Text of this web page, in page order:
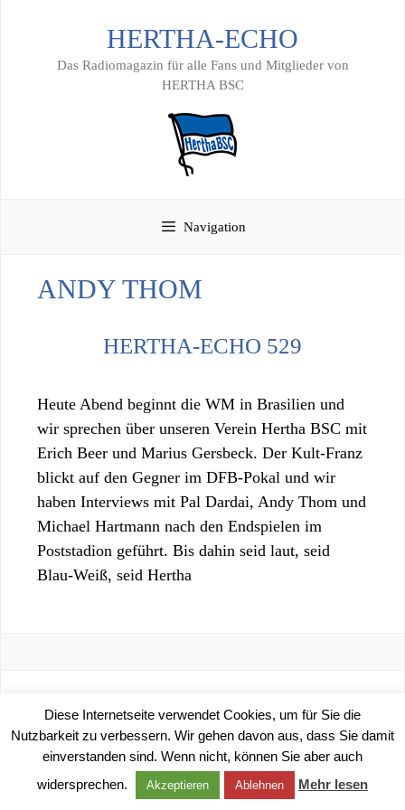
HERTHA-ECHO
Das Radiomagazin für alle Fans und Mitglieder von
HERTHA BSC
Navigation
ANDY THOM
HERTHA-ECHO 529
Heute Abend beginnt die WM in Brasilien und
wir sprechen über unseren Verein Hertha BSC mit
Erich Beer und Marius Gersbeck. Der Kult-Franz
blickt auf den Gegner im DFB-Pokal und wir
haben Interviews mit Pal Dardai, Andy Thom und
Michael Hartmann nach den Endspielen im
Poststadion geführt. Bis dahin seid laut, seid
Blau-Weiß, seid Hertha
© 2026 | IMPRESSUM DATENSCHUTZERKLÄRUNG
Diese Internetseite verwendet Cookies, um für Sie die
Nutzbarkeit zu verbessern. Wir gehen davon aus, dass Sie damit
einverstanden sind. Wenn nicht, können Sie aber auch
widersprechen.
Akzeptieren Ablehnen Mehr lesen